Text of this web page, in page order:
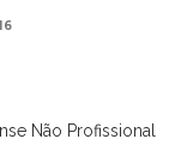
Não Profissional